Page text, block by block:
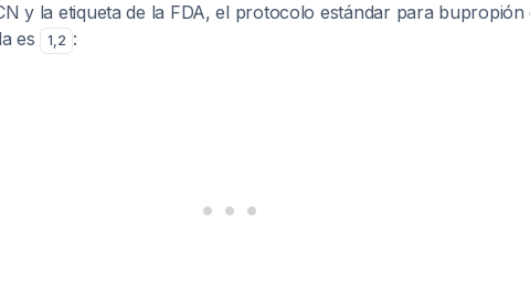
y la etiqueta de la FDA, el protocolo estándar para bupropión
es
1,2 :